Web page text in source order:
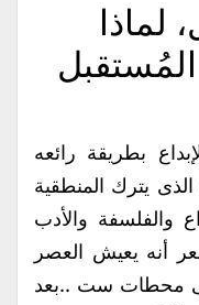
لماذا
بطريقة رائعه
يترك المنطقية
والفلسفة والأدب
أنه يعيش العصر
محطات ست ..بعد